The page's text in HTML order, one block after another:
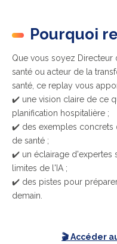
Pourquoi
Que vous soyez Directeur
santé ou acteur de la
santé, ce replay vous
✔️ une vision claire de ce
planification hospitalière ;
✔️ des exemples concrets
de santé ;
✔️ un éclairage d'expertes
limites de l'IA ;
✔️ des pistes pour
demain.
🎬Accéder